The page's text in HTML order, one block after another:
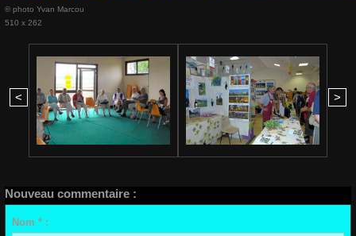
© photo Yvan Marcou
510 x 262
< >
Nouveau commentaire :
Nom * :